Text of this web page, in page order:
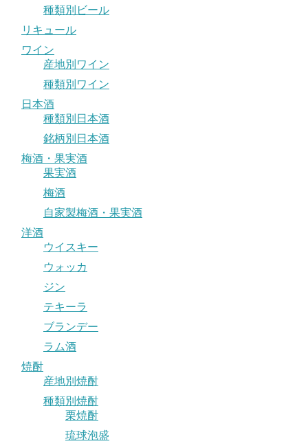
種類別ビール
リキュール
ワイン
産地別ワイン
種類別ワイン
日本酒
種類別日本酒
銘柄別日本酒
梅酒・果実酒
果実酒
梅酒
自家製梅酒・果実酒
洋酒
ウイスキー
ウォッカ
ジン
テキーラ
ブランデー
ラム酒
焼酎
産地別焼酎
種類別焼酎
栗焼酎
琉球泡盛